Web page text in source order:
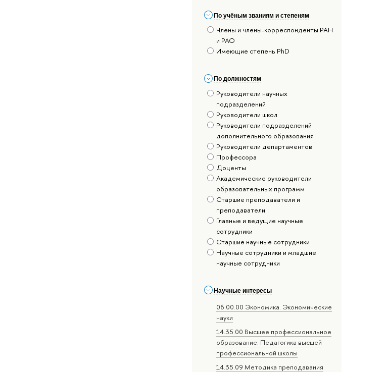
По учёным званиям и степеням
Члены и члены-корреспонденты РАН
и РАО
Имеющие степень PhD
По должностям
Руководители научных
подразделений
Руководители школ
Руководители подразделений
дополнительного образования
Руководители департаментов
Профессора
Доценты
Академические руководители
образовательных программ
Старшие преподаватели и
преподаватели
Главные и ведущие научные
сотрудники
Старшие научные сотрудники
Научные сотрудники и младшие
научные сотрудники
Научные интересы
06.00.00 Экономика. Экономические
науки
14.35.00 Высшее профессиональное
образование. Педагогика высшей
профессиональной школы
14.35.09 Методика преподавания